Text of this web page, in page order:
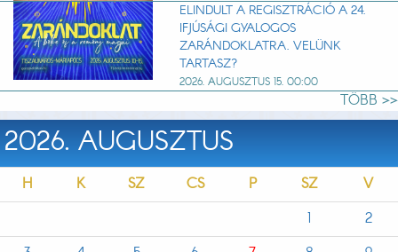
ELINDULT A REGISZTRÁCIÓ A 24.
IFJÚSÁGI GYALOGOS
ZARÁNDOKLATRA. VELÜNK
TARTASZ?
2026. AUGUSZTUS 15. 00:00
TÖBB >>
2026. AUGUSZTUS
H K SZ CS P SZ
V
1
2